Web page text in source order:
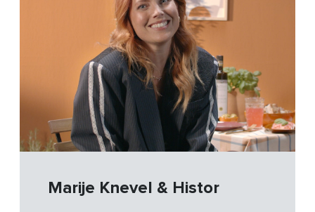
Marije Knevel & Histor